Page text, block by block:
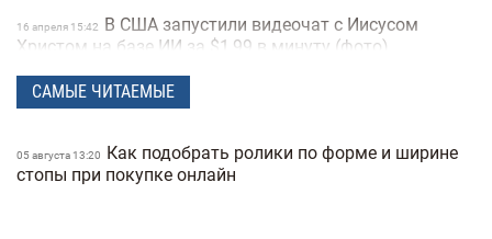
16 апреля 15:42
В США запустили видеочат с Иисусом
Христом на базе ИИ за $1,99 в минуту (фото)
15 апреля 16:04 Meta создает ИИ-клона Марка Цукерберга
для общения с сотрудниками компании
Издание The New York Times назвало
возможного создателя биткоина
САМЫЕ ЧИТАЕМЫЕ
05 августа 13:20
Как подобрать ролики по форме и ширине
стопы при покупке онлайн